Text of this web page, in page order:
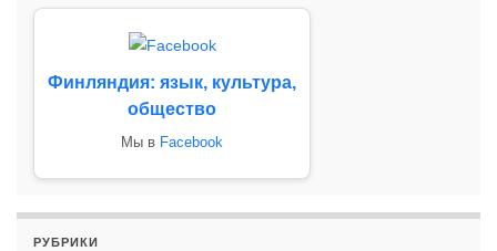
Финляндия: язык, культура,
общество
Мы в Facebook
РУБРИКИ